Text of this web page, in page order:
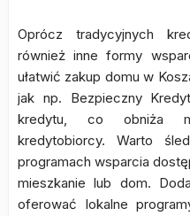
Oprócz tradycyjnych
również inne formy
ułatwić zakup domu w
jak np. Bezpieczny
kredytu, co obniża
kredytobiorcy. Warto
programach wsparcia
mieszkanie lub dom.
oferować lokalne